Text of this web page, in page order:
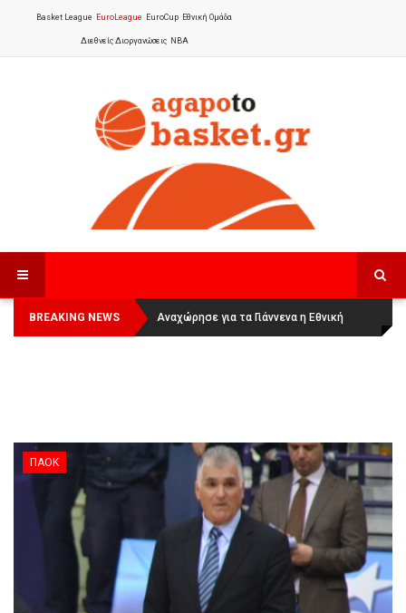
Basket League EuroLeague EuroCup Εθνική Ομάδα
Διεθνείς Διοργανώσεις NBA
BREAKING NEWS
Οι Πάνθηρες Καβάλας στην Women
Basketball League 1
Αναχώρησε για τα Γιάννενα η Εθνική
Γυναικών:
ΠΑΟΚ